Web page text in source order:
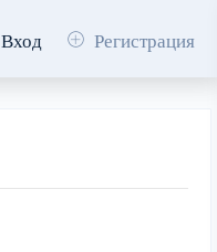
Вход Регистрация